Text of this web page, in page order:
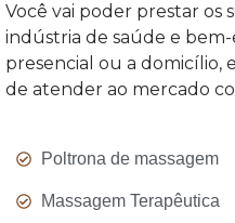
Você vai poder prestar os
indústria de saúde e
presencial ou a domicílio,
de atender ao mercado
Poltrona de massagem
Massagem Terapêutica